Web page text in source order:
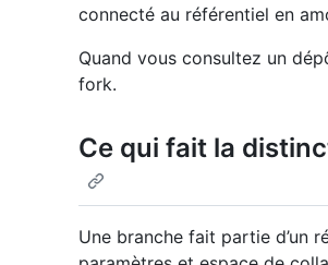
connecté au référentiel en
Quand vous consultez un
fork.
Ce qui fait la
Une branche fait partie d’un